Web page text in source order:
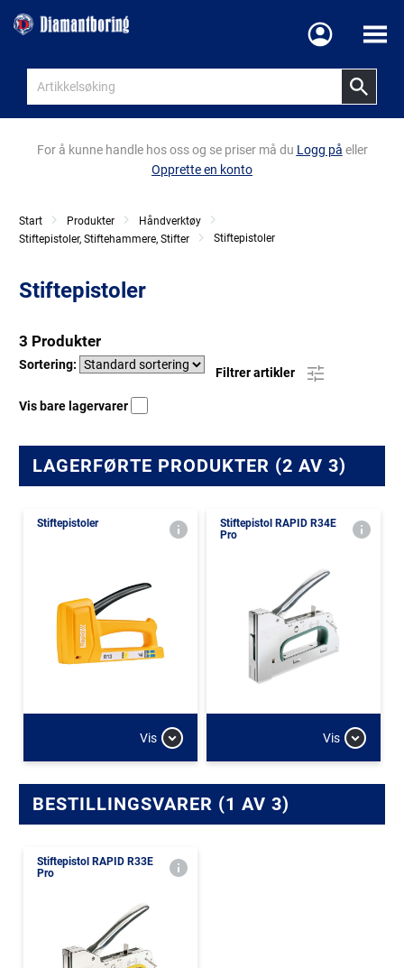
Meny
For å kunne handle hos oss og se priser må du Logg på eller
Opprette en konto
Start Produkter
Håndverktøy
Stiftepistoler, Stiftehammere, Stifter
Stiftepistoler
Stiftepistoler
3 Produkter
Sortering:
Filtrer artikler
Vis bare lagervarer
LAGERFØRTE PRODUKTER (2 AV 3)
Stiftepistoler
Vis
Stiftepistol RAPID R34E
Pro
Vis
BESTILLINGSVARER (1 AV 3)
Stiftepistol RAPID R33E
Pro